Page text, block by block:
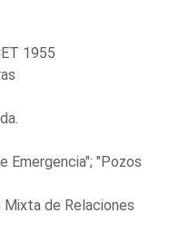
1955
Emergencia"; "Pozos
Mixta de Relaciones